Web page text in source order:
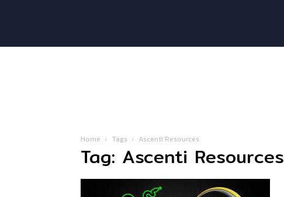
Home Tags Ascenti Resources
Tag: Ascenti Resources